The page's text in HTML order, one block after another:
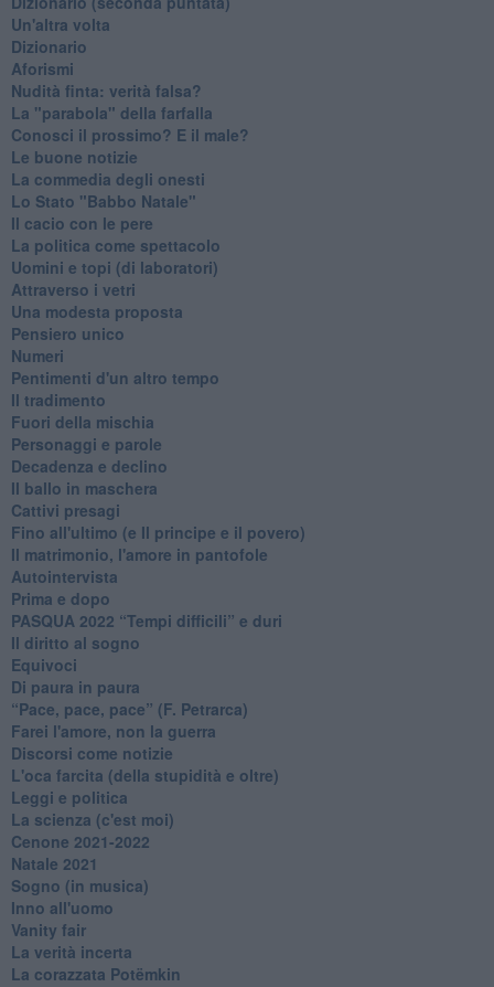
Un'altra volta
Dizionario
Aforismi
Nudità finta: verità falsa?
La "parabola" della farfalla
Conosci il prossimo? E il male?
Le buone notizie
La commedia degli onesti
Lo Stato "Babbo Natale"
Il cacio con le pere
La politica come spettacolo
Uomini e topi (di laboratori)
Attraverso i vetri
Una modesta proposta
Pensiero unico
Numeri
Pentimenti d'un altro tempo
Il tradimento
Fuori della mischia
Personaggi e parole
Decadenza e declino
Il ballo in maschera
Cattivi presagi
Fino all'ultimo (e Il principe e il povero)
Il matrimonio, l'amore in pantofole
Autointervista
Prima e dopo
​PASQUA 2022 “Tempi difficili” e duri
Il diritto al sogno
Equivoci
Di paura in paura
​“Pace, pace, pace” (F. Petrarca)
Farei l'amore, non la guerra
Discorsi come notizie
L'oca farcita (della stupidità e oltre)
Leggi e politica
La scienza (c'est moi)
Cenone 2021-2022
Natale 2021
Sogno (in musica)
Inno all'uomo
Vanity fair
La verità incerta
La corazzata Potëmkin